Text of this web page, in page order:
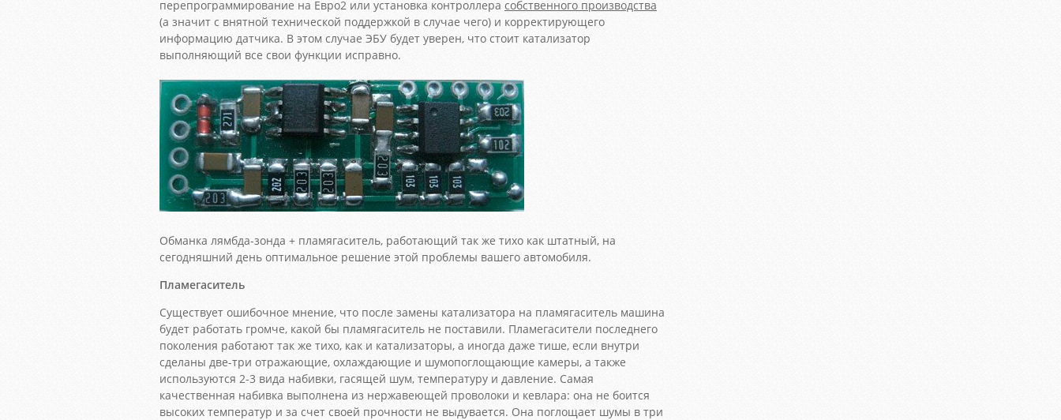
перепрограммирование на Евро2 или установка контроллера собственного производства
(а значит с внятной технической поддержкой в случае чего) и корректирующего
информацию датчика. В этом случае ЭБУ будет уверен, что стоит катализатор
выполняющий все свои функции исправно.
Обманка лямбда-зонда + пламягаситель, работающий так же тихо как штатный, на
сегодняшний день оптимальное решение этой проблемы вашего автомобиля.
Пламегаситель
Существует ошибочное мнение, что после замены катализатора на пламягаситель машина
будет работать громче, какой бы пламягаситель не поставили. Пламегасители последнего
поколения работают так же тихо, как и катализаторы, а иногда даже тише, если внутри
сделаны две-три отражающие, охлаждающие и шумопоглощающие камеры, а также
используются 2-3 вида набивки, гасящей шум, температуру и давление. Самая
качественная набивка выполнена из нержавеющей проволоки и кевлара: она не боится
высоких температур и за счет своей прочности не выдувается. Она поглощает шумы в три